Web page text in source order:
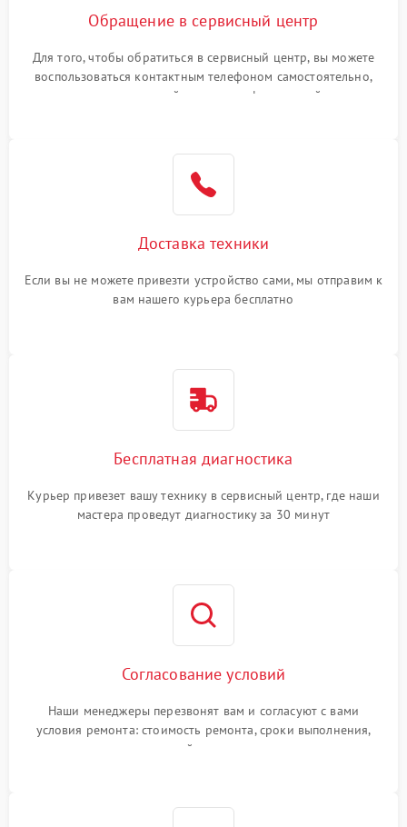
Обращение в сервисный центр
Для того, чтобы обратиться в сервисный центр, вы можете
воспользоваться контактным телефоном самостоятельно,
или оставить свой номер телефона на сайте
Доставка техники
Если вы не можете привезти устройство сами, мы отправим к
вам нашего курьера бесплатно
Бесплатная диагностика
Курьер привезет вашу технику в сервисный центр, где наши
мастера проведут диагностику за 30 минут
Согласование условий
Наши менеджеры перезвонят вам и согласуют с вами
условия ремонта: стоимость ремонта, сроки выполнения,
гарантийные условия